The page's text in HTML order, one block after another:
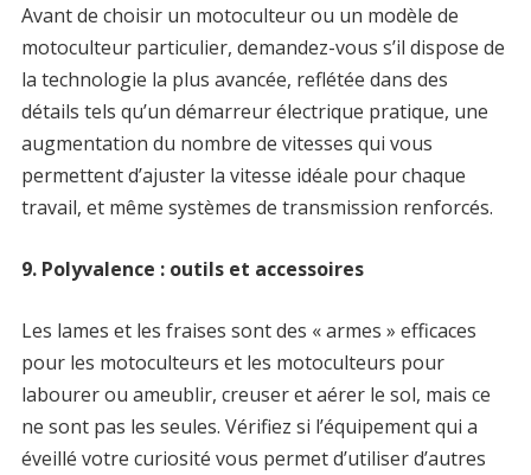
Avant de choisir un motoculteur ou un modèle de
motoculteur particulier, demandez-vous s’il dispose de
la technologie la plus avancée, reflétée dans des
détails tels qu’un démarreur électrique pratique, une
augmentation du nombre de vitesses qui vous
permettent d’ajuster la vitesse idéale pour chaque
travail, et même systèmes de transmission renforcés.
9. Polyvalence : outils et accessoires
Les lames et les fraises sont des « armes » efficaces
pour les motoculteurs et les motoculteurs pour
labourer ou ameublir, creuser et aérer le sol, mais ce
ne sont pas les seules. Vérifiez si l’équipement qui a
éveillé votre curiosité vous permet d’utiliser d’autres